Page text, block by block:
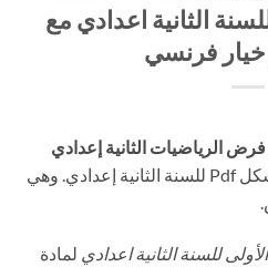
الثانية اعدادي مع
خيار فرنسي
الرياضيات الثانية إعدادي
على شكل Pdf للسنة الثانية إعدادي. وهي
للسنة الثانية اعدادي لمادة